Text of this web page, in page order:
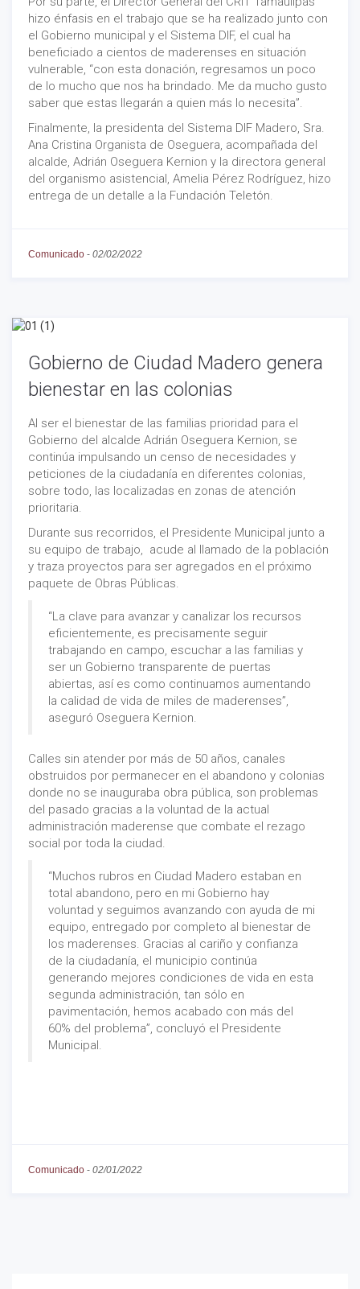
hizo énfasis en el trabajo que se ha realizado junto con
el Gobierno municipal y el Sistema DIF, el cual ha
beneficiado a cientos de maderenses en situación
vulnerable, “con esta donación, regresamos un poco
de lo mucho que nos ha brindado. Me da mucho gusto
saber que estas llegarán a quien más lo necesita”.
Finalmente, la presidenta del Sistema DIF Madero, Sra.
Ana Cristina Organista de Oseguera, acompañada del
alcalde, Adrián Oseguera Kernion y la directora general
del organismo asistencial, Amelia Pérez Rodríguez, hizo
entrega de un detalle a la Fundación Teletón.
Comunicado - 02/02/2022
Gobierno de Ciudad Madero genera
bienestar en las colonias
Al ser el bienestar de las familias prioridad para el
Gobierno del alcalde Adrián Oseguera Kernion, se
continúa impulsando un censo de necesidades y
peticiones de la ciudadanía en diferentes colonias,
sobre todo, las localizadas en zonas de atención
prioritaria.
Durante sus recorridos, el Presidente Municipal junto a
su equipo de trabajo, acude al llamado de la población
y traza proyectos para ser agregados en el próximo
paquete de Obras Públicas.
“La clave para avanzar y canalizar los recursos
eficientemente, es precisamente seguir
trabajando en campo, escuchar a las familias y
ser un Gobierno transparente de puertas
abiertas, así es como continuamos aumentando
la calidad de vida de miles de maderenses”,
aseguró Oseguera Kernion.
Calles sin atender por más de 50 años, canales
obstruidos por permanecer en el abandono y colonias
donde no se inauguraba obra pública, son problemas
del pasado gracias a la voluntad de la actual
administración maderense que combate el rezago
social por toda la ciudad.
“Muchos rubros en Ciudad Madero estaban en
total abandono, pero en mi Gobierno hay
voluntad y seguimos avanzando con ayuda de mi
equipo, entregado por completo al bienestar de
los maderenses. Gracias al cariño y confianza
de la ciudadanía, el municipio continúa
generando mejores condiciones de vida en esta
segunda administración, tan sólo en
pavimentación, hemos acabado con más del
60% del problema”, concluyó el Presidente
Municipal.
Comunicado - 02/01/2022